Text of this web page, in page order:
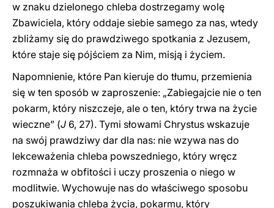
w znaku dzielonego chleba dostrzegamy wolę
Zbawiciela, który oddaje siebie samego za nas, wtedy
zbliżamy się do prawdziwego spotkania z Jezusem,
które staje się pójściem za Nim, misją i życiem.
Napomnienie, które Pan kieruje do tłumu, przemienia
się w ten sposób w zaproszenie: „Zabiegajcie nie o ten
pokarm, który niszczeje, ale o ten, który trwa na życie
wieczne” (J 6, 27). Tymi słowami Chrystus wskazuje
na swój prawdziwy dar dla nas: nie wzywa nas do
lekceważenia chleba powszedniego, który wręcz
rozmnaża w obfitości i uczy proszenia o niego w
modlitwie. Wychowuje nas do właściwego sposobu
poszukiwania chleba życia, pokarmu, który